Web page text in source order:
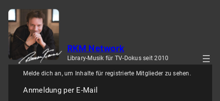
Zum
Inhalt
springen
RKM Network
Library-Musik für TV-Dokus seit 2010
Melde dich an, um Inhalte für registrierte Mitglieder zu sehen.
Anmeldung per E-Mail